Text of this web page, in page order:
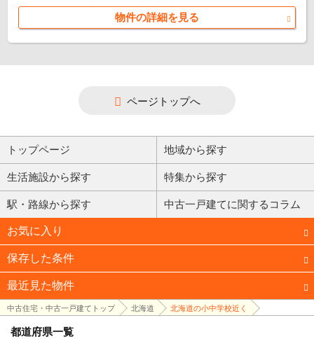
物件の詳細を見る
ページトップへ
トップページ 地域から探す
生活施設から探す 特集から探す
駅・路線から探す 中古一戸建てに関するコラム
お気に入り
保存した条件
最近見た物件
中古住宅・中古一戸建てトップ 北海道 北海道の小中学校近く
都道府県一覧